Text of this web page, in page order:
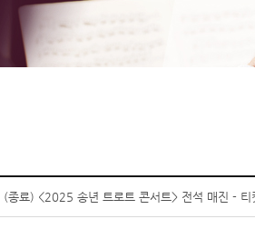
(종료) <2025 송년 트로트 콘서트> 전석 매진 - 티